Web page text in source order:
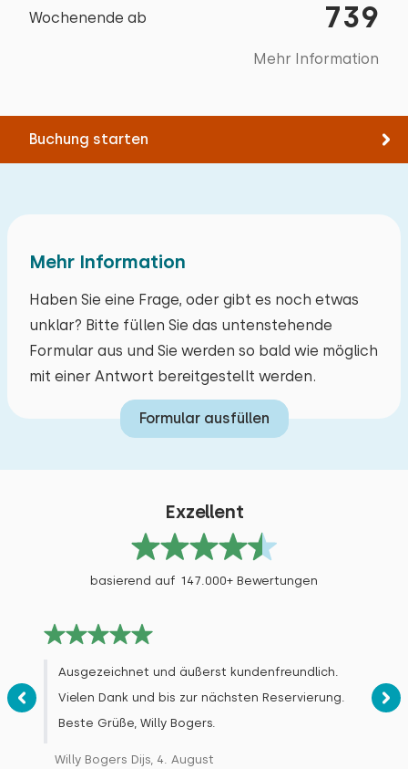
Wochenende ab 739
Mehr Information
Buchung starten
Zugänglichkeit
Spazieren
Rad fahren
Mehr Information
Haben Sie eine Frage, oder gibt es noch etwas
unklar? Bitte füllen Sie das untenstehende
Formular aus und Sie werden so bald wie möglich
mit einer Antwort bereitgestellt werden.
Formular ausfüllen
Exzellent
basierend auf 147.000+ Bewertungen
Ausgezeichnet und äußerst kundenfreundlich.
Vielen Dank und bis zur nächsten Reservierung.
Beste Grüße, Willy Bogers.
Willy Bogers Dijs, 4. August